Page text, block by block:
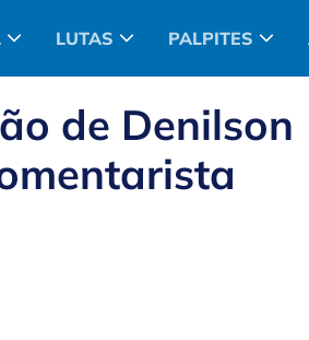
LUTAS PALPITES
de Denilson